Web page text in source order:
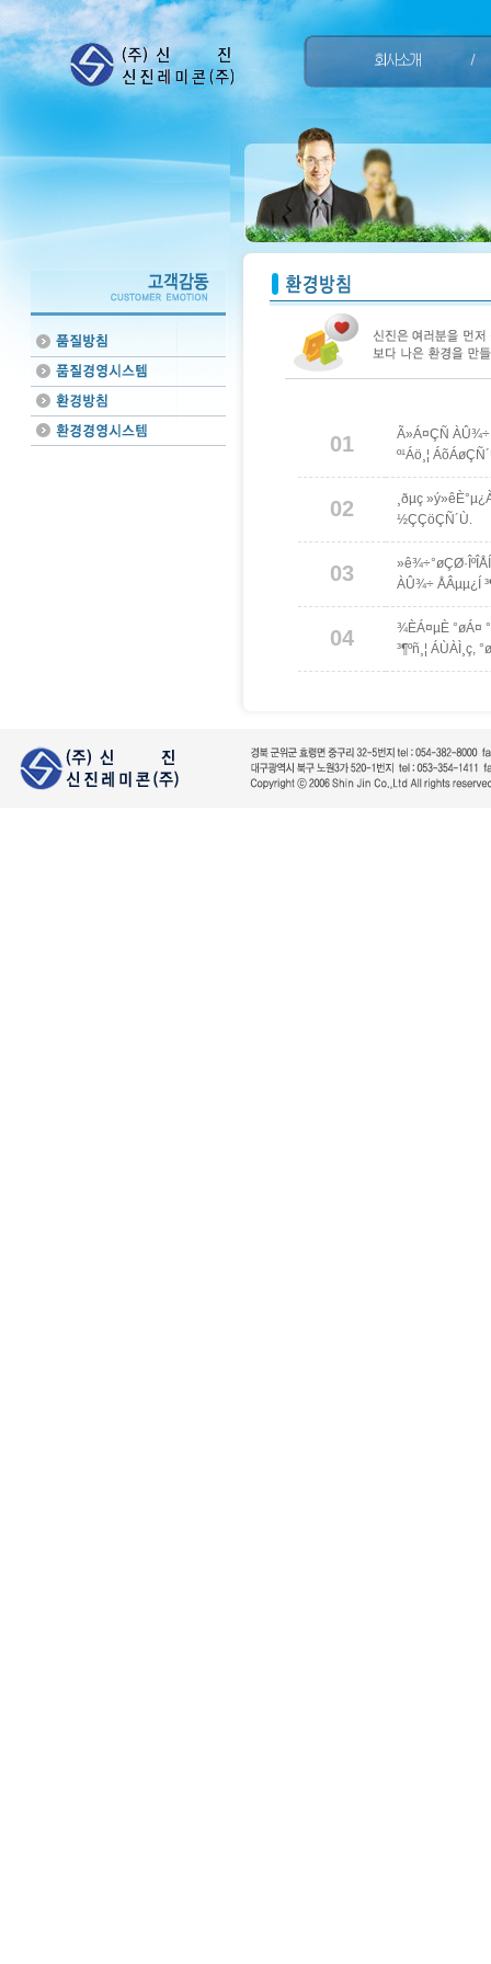
01
Ã»Á¤ÇÑ ÀÛ¾÷
º¹Áö¸¦
02
¸ðµç
½ÇÇöÇÑ´Ù.
03
ÀÛ¾÷ ÅÂµµ¿Í
04
¾ÈÁ¤µÈ °øÁ¤
³¶ºñ¸¦ ÁÙÀÌ¸ç,